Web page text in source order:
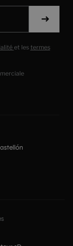
et les termes